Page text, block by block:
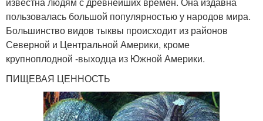
пользовалась большой популяр­ностью у народов мира.
Большин­ство видов тыквы происходит из районов
Северной и Центральной Америки, кроме
крупноплодной -выходца из Южной Америки.
ПИЩЕВАЯ ЦЕННОСТЬ